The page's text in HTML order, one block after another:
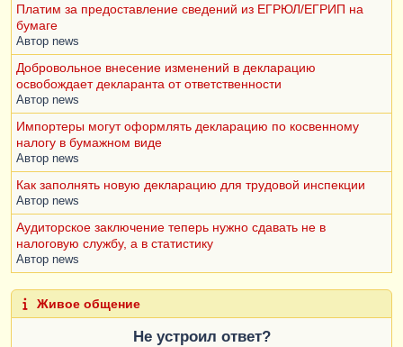
Платим за предоставление сведений из ЕГРЮЛ/ЕГРИП на
бумаге
Автор news
Добровольное внесение изменений в декларацию
освобождает декларанта от ответственности
Автор news
Импортеры могут оформлять декларацию по косвенному
налогу в бумажном виде
Автор news
Как заполнять новую декларацию для трудовой инспекции
Автор news
Аудиторское заключение теперь нужно сдавать не в
налоговую службу, а в статистику
Автор news
Живое общение
Не устроил ответ?